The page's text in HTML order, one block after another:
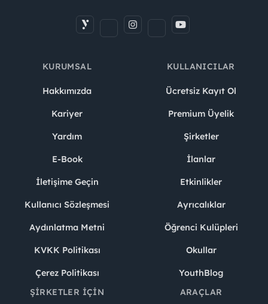
KURUMSAL
Hakkımızda
Kariyer
Yardım
E-Book
İletişime Geçin
Kullanıcı Sözleşmesi
Aydınlatma Metni
KVKK Politikası
Çerez Politikası
KULLANICILAR
Ücretsiz Kayıt Ol
Premium Üyelik
Şirketler
İlanlar
Etkinlikler
Ayrıcalıklar
Öğrenci Kulüpleri
Okullar
YouthBlog
ŞIRKETLER İÇIN
ARAÇLAR